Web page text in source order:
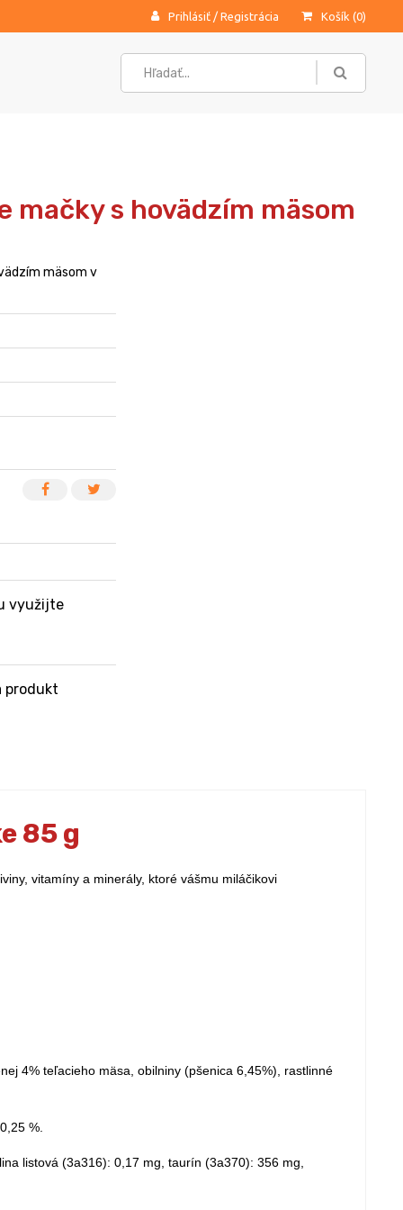
Prihlásiť / Registrácia Košík (0)
mačky s hovädzím mäsom
mäsom v
využijte
produkt
85 g
vitamíny a minerály, ktoré vášmu miláčikovi
4% teľacieho mäsa, obilniny (pšenica 6,45%), rastlinné
%.
listová (3а316): 0,17 mg, taurín (3а370): 356 mg,